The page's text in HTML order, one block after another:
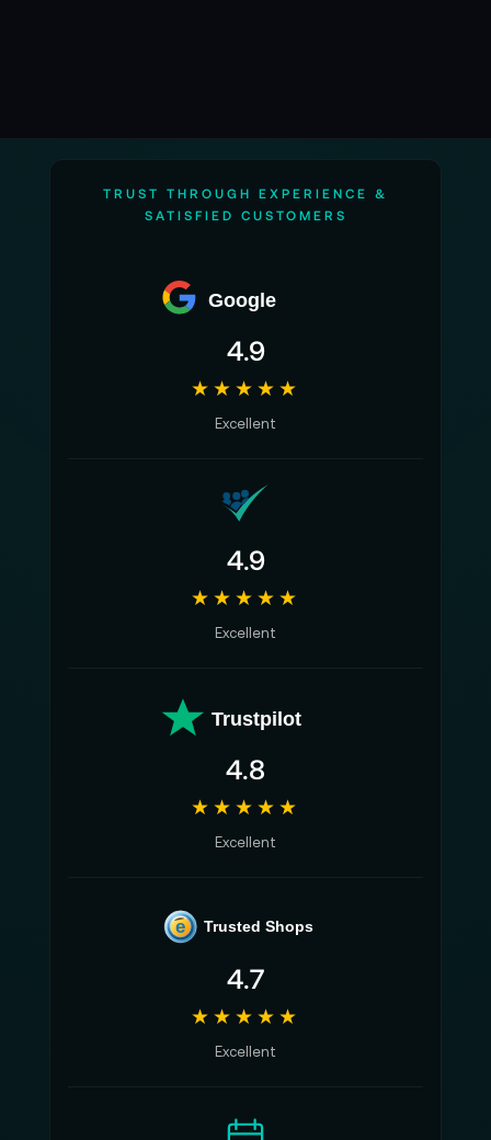
TRUST THROUGH EXPERIENCE &
SATISFIED CUSTOMERS
Google
4.9
★★★★★
Excellent
4.9
★★★★★
Excellent
Trustpilot
4.8
★★★★★
Excellent
e Trusted Shops
4.7
★★★★★
Excellent